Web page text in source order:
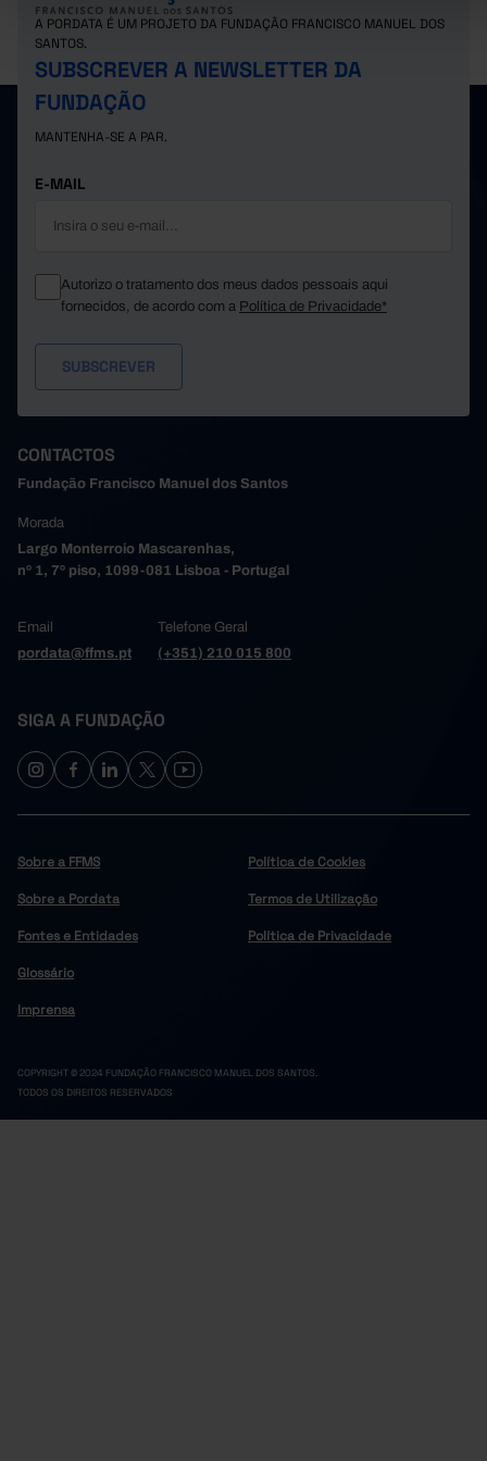
A PORDATA É UM PROJETO DA FUNDAÇÃO FRANCISCO MANUEL DOS
SANTOS.
SUBSCREVER A NEWSLETTER DA
FUNDAÇÃO
MANTENHA-SE A PAR.
E-MAIL
Autorizo o tratamento dos meus dados pessoais aqui
fornecidos, de acordo com a Política de Privacidade*
CONTACTOS
Fundação Francisco Manuel dos Santos
Morada
Largo Monterroio Mascarenhas,
nº 1, 7º piso, 1099-081 Lisboa - Portugal
Email
pordata@ffms.pt
Telefone Geral
(+351) 210 015 800
SIGA A FUNDAÇÃO
Sobre a FFMS
Sobre a Pordata
Fontes e Entidades
Glossário
Imprensa
Política de Cookies
Termos de Utilização
Política de Privacidade
COPYRIGHT © 2024 FUNDAÇÃO FRANCISCO MANUEL DOS SANTOS.
TODOS OS DIREITOS RESERVADOS